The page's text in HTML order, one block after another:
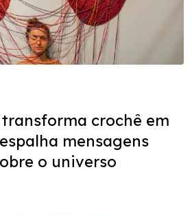
transforma crochê em
mensagens
o universo